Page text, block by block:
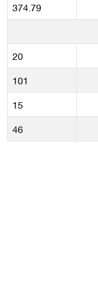
374.79
20
101
15
46